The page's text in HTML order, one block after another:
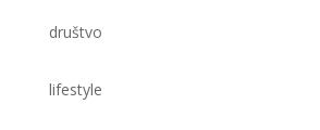
društvo
lifestyle